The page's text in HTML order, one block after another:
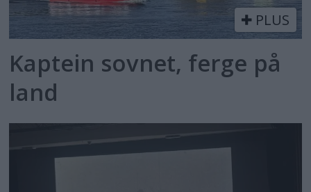
PLUS
Kaptein sovnet, ferge på
land